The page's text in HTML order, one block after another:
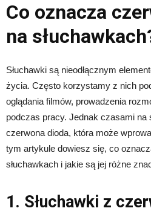
Co oznacza
na
Słuchawki są nieodłącznym
życia. Często korzystamy z nich
oglądania filmów, prowadzenia
podczas pracy. Jednak czasami na
czerwona dioda, która może
tym artykule dowiesz się, co
słuchawkach i jakie są jej różne
1. Słuchawki z